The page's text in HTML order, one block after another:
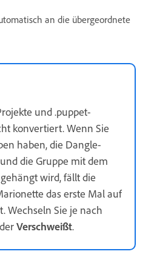
an die übergeordnete
und .puppet-
konvertiert. Wenn Sie
haben, die Dangle-
die Gruppe mit dem
wird, fällt die
das erste Mal auf
Wechseln Sie je nach
Verschweißt.